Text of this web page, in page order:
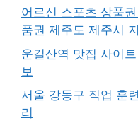
어르신 스포츠 상품
품권 제주도 제주시
운길산역 맛집 사이
보
서울 강동구 직업 훈
리